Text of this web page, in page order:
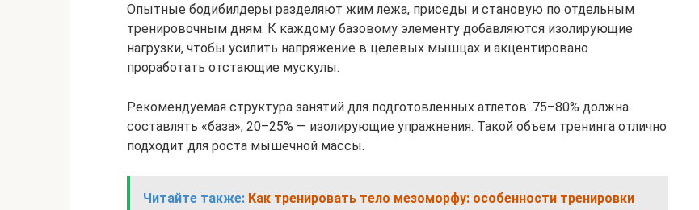
Опытные бодибилдеры разделяют жим лежа, приседы и становую по отдельным
тренировочным дням. К каждому базовому элементу добавляются изолирующие
нагрузки, чтобы усилить напряжение в целевых мышцах и акцентировано
проработать отстающие мускулы.
Рекомендуемая структура занятий для подготовленных атлетов: 75–80% должна
составлять «база», 20–25% — изолирующие упражнения. Такой объем тренинга отлично
подходит для роста мышечной массы.
Читайте также: Как тренировать тело мезоморфу: особенности тренировки